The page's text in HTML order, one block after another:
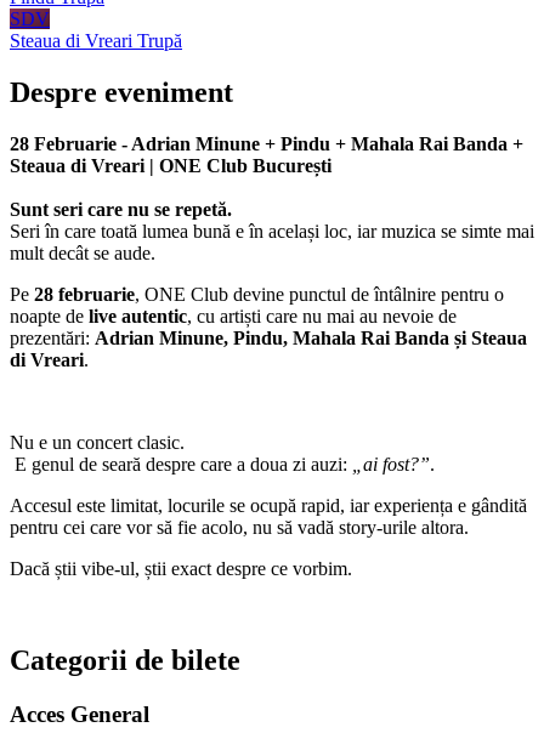
SDV
Steaua di Vreari Trupă
Despre eveniment
28 Februarie - Adrian Minune + Pindu + Mahala Rai Banda +
Steaua di Vreari | ONE Club București
Sunt seri care nu se repetă.
Seri în care toată lumea bună e în același loc, iar muzica se simte mai
mult decât se aude.
Pe 28 februarie, ONE Club devine punctul de întâlnire pentru o
noapte de live autentic, cu artiști care nu mai au nevoie de
prezentări: Adrian Minune, Pindu, Mahala Rai Banda și Steaua
di Vreari.
Nu e un concert clasic.
E genul de seară despre care a doua zi auzi:
„ai fost?”.
Accesul este limitat, locurile se ocupă rapid, iar experiența e gândită
pentru cei care vor să fie acolo, nu să vadă story-urile altora.
Dacă știi vibe-ul, știi exact despre ce vorbim.
Categorii de bilete
Acces General